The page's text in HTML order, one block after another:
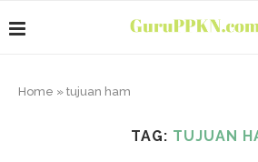
Home » tujuan ham
TAG: TUJUAN